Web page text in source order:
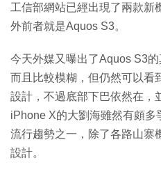
工信部網站已經出現了兩款
外前者就是Aquos S3。
今天外媒又曝出了Aquos S3
而且比較模糊，但仍然可以看
設計，不過底部下巴依然在，
iPhone X的大劉海雖然有頗
流行趨勢之一，除了各路山寨
設計。